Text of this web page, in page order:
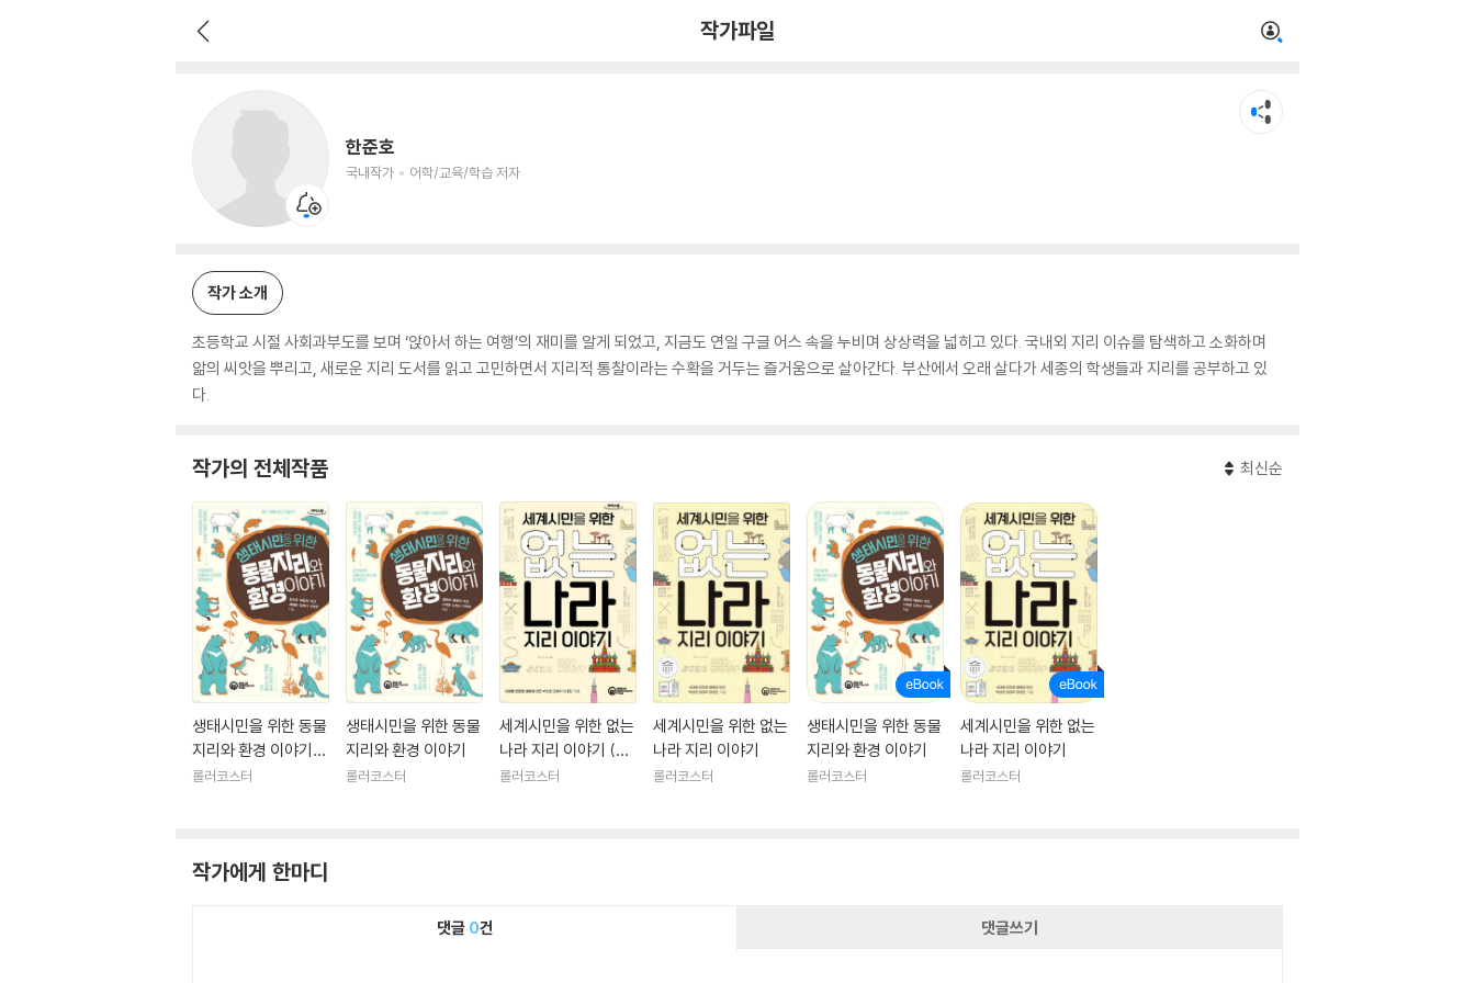
작가파일
한준호
국내작가 어학/교육/학습 저자
작가 소개
초등학교 시절 사회과부도를 보며 ‘앉아서 하는 여행’의 재미를 알게 되었고, 지금도 연일 구글 어스 속을 누비며 상상력을 넓히고 있다. 국내외 지리 이슈를 탐색하고 소화하며
앎의 씨앗을 뿌리고, 새로운 지리 도서를 읽고 고민하면서 지리적 통찰이라는 수확을 거두는 즐거움으로 살아간다. 부산에서 오래 살다가 세종의 학생들과 지리를 공부하고 있
다.
작가의 전체작품 최신순
생태시민을 위한 동물
지리와 환경 이야기
(큰글자도서)
롤러코스터
생태시민을 위한 동물
지리와 환경 이야기
롤러코스터
세계시민을 위한 없는
나라 지리 이야기 (큰
글자도서)
롤러코스터
세계시민을 위한 없는
나라 지리 이야기
롤러코스터
생태시민을 위한 동물
지리와 환경 이야기
롤러코스터
세계시민을 위한 없는
나라 지리 이야기
롤러코스터
작가에게 한마디
댓글 0건 댓글쓰기